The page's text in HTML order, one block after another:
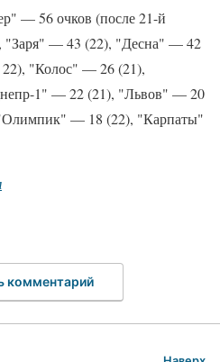
— 56 очков (после 21-й
— 43 (22), "Десна" — 42
"Колос" — 26 (21),
1" — 22 (21), "Львов" — 20
— 18 (22), "Карпаты"
комментарий